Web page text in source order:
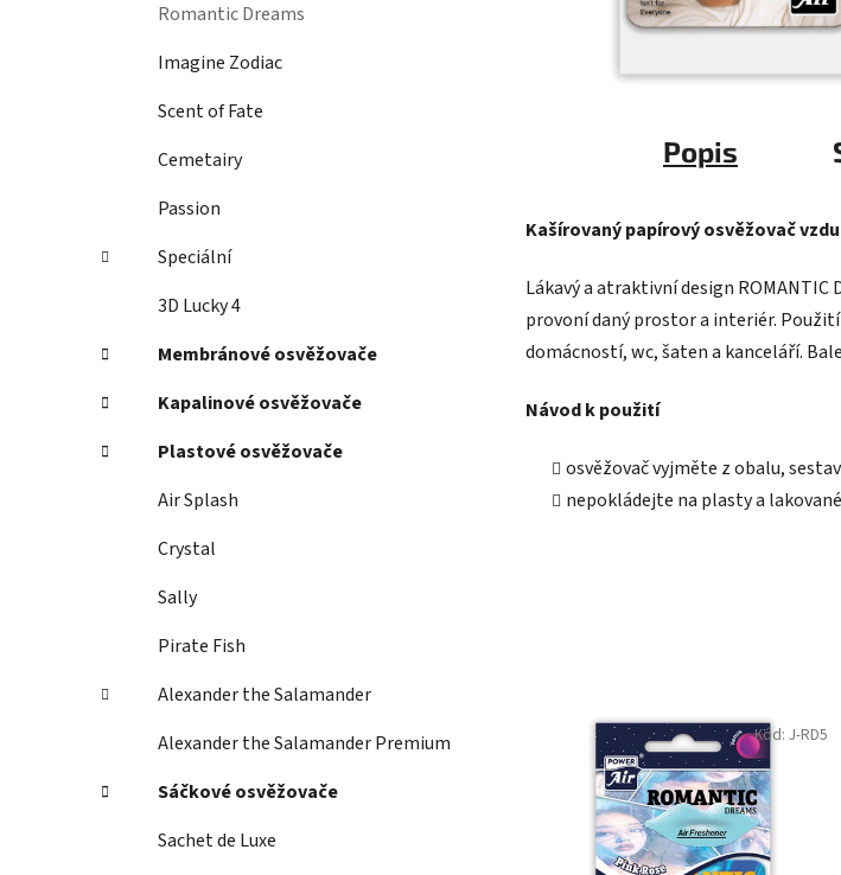
Romantic Dreams
Imagine Zodiac
Scent of Fate
Cemetairy
Passion
Speciální
3D Lucky 4
Membránové osvěžovače
Kapalinové osvěžovače
Plastové osvěžovače
Air Splash
Crystal
Sally
Pirate Fish
Alexander the Salamander
Alexander the Salamander Premium
Sáčkové osvěžovače
Sachet de Luxe
Popis
Kašírovaný papírový osvěžovač
Lákavýa atraktivní design ROMANTIC
provoní daný prostor a interiér.
domácností, wc, šaten a kanceláří.
Návod k použití
osvěžovač vyjměte z obalu,
nepokládejte na plasty a
Kód: J-RD5